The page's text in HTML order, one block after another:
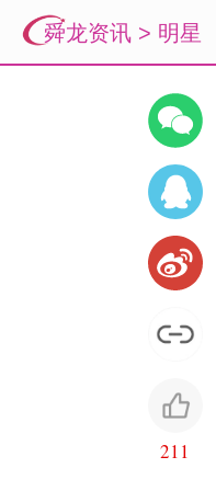
舜龙资讯 > 明星
211